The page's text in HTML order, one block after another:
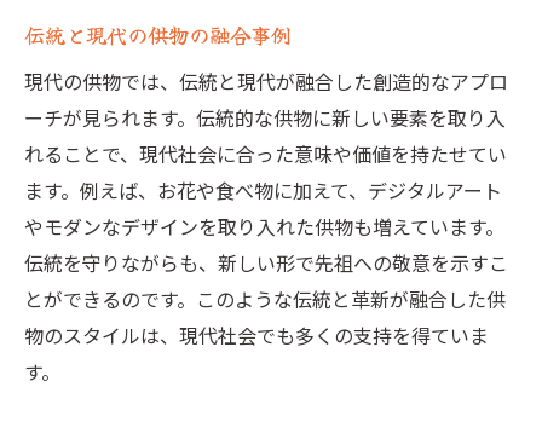
伝統と現代の供物比較
供物の最新トレンドを取り入れる方法
供物を通じた新しいお墓参りの形
現代のお墓参り供物の進化とその背景
供物の進化と現代のライフスタイル
お墓参りにおける供物の新しい役割
変わりゆく供物のスタイル
供物選びにおける現代のトレンド
伝統と現代の供物の融合事例
現代の供物では、伝統と現代が融合した創造的なアプロ
ーチが見られます。伝統的な供物に新しい要素を取り入
れることで、現代社会に合った意味や価値を持たせてい
ます。例えば、お花や食べ物に加えて、デジタルアート
やモダンなデザインを取り入れた供物も増えています。
伝統を守りながらも、新しい形で先祖への敬意を示すこ
とができるのです。このような伝統と革新が融合した供
物のスタイルは、現代社会でも多くの支持を得ていま
す。